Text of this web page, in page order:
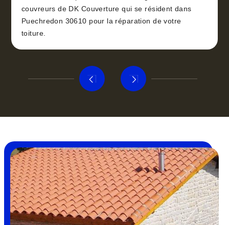
couvreurs de DK Couverture qui se résident dans
Puechredon 30610 pour la réparation de votre
toiture.